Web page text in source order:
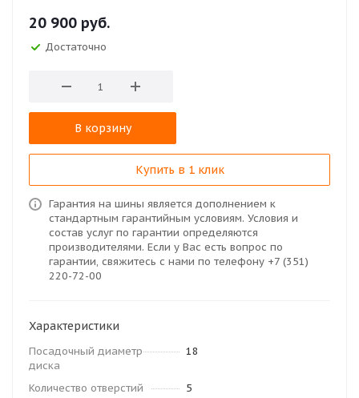
20 900 руб.
Достаточно
В корзину
Купить в 1 клик
Гарантия на шины является дополнением к
стандартным гарантийным условиям. Условия и
состав услуг по гарантии определяются
производителями. Если у Вас есть вопрос по
гарантии, свяжитесь с нами по телефону +7 (351)
220-72-00
Характеристики
Посадочный диаметр
диска
18
Количество отверстий
5